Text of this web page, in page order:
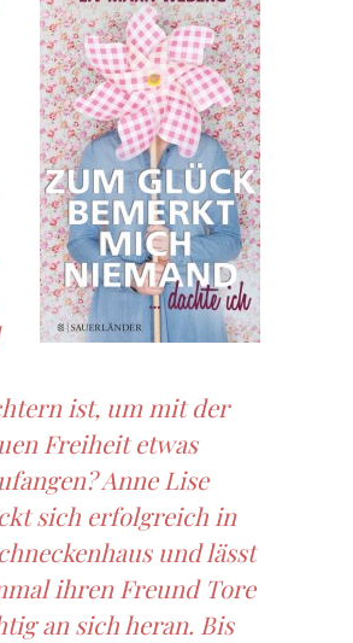
ist, um mit der
Freiheit etwas
Anne Lise
sich erfolgreich in
und lässt
ihren Freund Tore
an sich heran. Bis